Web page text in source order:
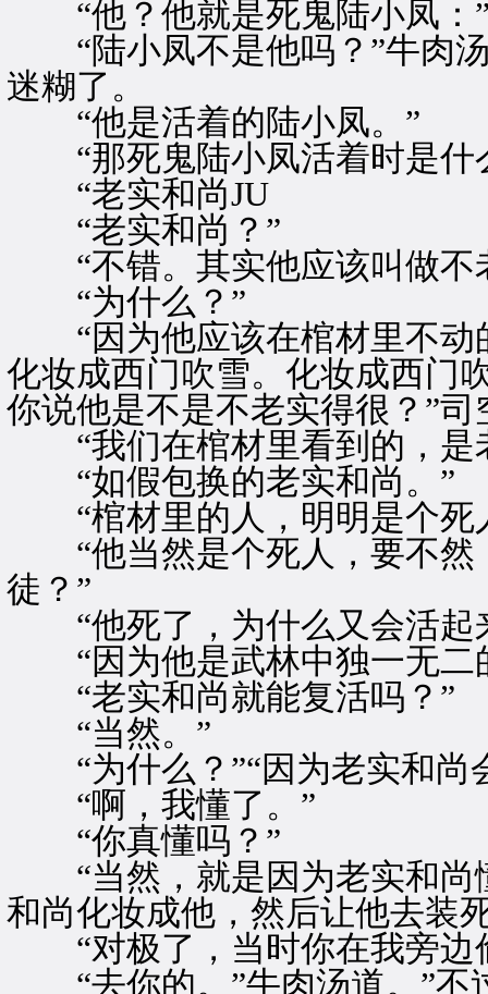
“他？他就是死鬼陆小凤：
“陆小凤不是他吗？”牛肉汤
迷糊了。
“他是活着的陆小凤。”
“那死鬼陆小凤活着时是什
“老实和尚JU
“老实和尚？”
“不错。其实他应该叫做不
“为什么？”
“因为他应该在棺材里不动
化妆成西门吹雪。化妆成西门
你说他是不是不老实得很？”司
“我们在棺材里看到的，是
“如假包换的老实和尚。”
“棺材里的人，明明是个死
“他当然是个死人，要不然
徒？”
“他死了，为什么又会活起
“因为他是武林中独一无二
“老实和尚就能复活吗？”
“当然。”
“为什么？”“因为老实和尚
“啊，我懂了。”
“你真懂吗？”
“当然，就是因为老实和尚
和尚化妆成他，然后让他去装
“对极了，当时你在我旁边
“去你的。”牛肉汤道。”不